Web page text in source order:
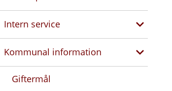
Intern service
Kommunal information
Giftermål